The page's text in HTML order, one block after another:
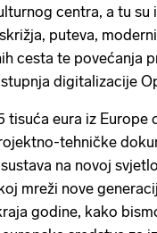
centra, a tu su
puteva,
cesta te povećanja
digitalizacije
tisuća eura iz Europe
tehničke
na novoj
mreži nove
godine, kako